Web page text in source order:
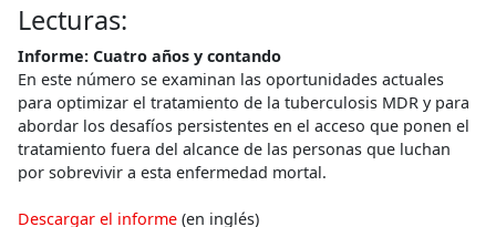
Lecturas:
Informe: Cuatro años y contando
En este número se examinan las oportunidades actuales
para optimizar el tratamiento de la tuberculosis MDR y para
abordar los desafíos persistentes en el acceso que ponen el
tratamiento fuera del alcance de las personas que luchan
por sobrevivir a esta enfermedad mortal.
Descargar el informe (en inglés)